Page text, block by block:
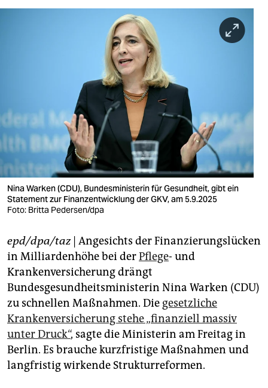
nord
veranstaltungen
fragen & hilfe
unterstützen
abo
epaper login
Nina Warken (CDU), Bundesministerin für Gesundheit, gibt ein
Statement zur Finanzentwicklung der GKV, am 5.9.2025
Foto: Britta Pedersen/dpa
epd/dpa/taz| Angesichts der Finanzierungslücken
in Milliardenhöhe bei derPflege- und
Krankenversicherung drängt
Bundesgesundheitsministerin Nina Warken (CDU)
zu schnellen Maßnahmen. Die gesetzliche
Krankenversicherung stehe „finanziell massiv
unter Druck“, sagte die Ministerin am Freitag in
Berlin. Es brauche kurzfristige Maßnahmen und
langfristig wirkende Strukturreformen.